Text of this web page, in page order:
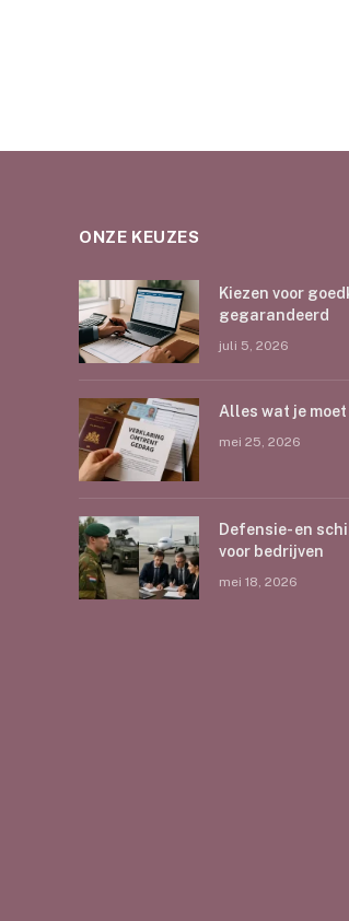
ONZE KEUZES
Kiezen voor
gegarandeerd
juli 5, 2026
Alles wat je
mei 25, 2026
Defensie- en
voor bedrijven
mei 18, 2026